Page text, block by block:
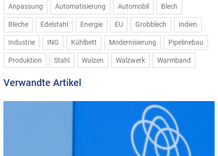
Anpassung Automatisierung Automobil Blech
Bleche Edelstahl Energie EU Grobblech Indien
Industrie ING Kühlbett Modernisierung Pipelinebau
Produktion Stahl Walzen Walzwerk Warmband
Verwandte Artikel